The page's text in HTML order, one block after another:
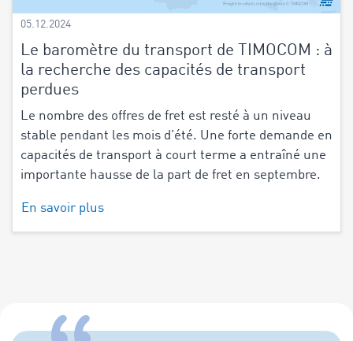
05.12.2024
Le baromètre du transport de TIMOCOM : à
la recherche des capacités de transport
perdues
Le nombre des offres de fret est resté à un niveau
stable pendant les mois d’été. Une forte demande en
capacités de transport à court terme a entraîné une
importante hausse de la part de fret en septembre.
En savoir plus